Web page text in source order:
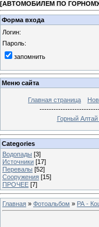
[АВТОМОБИЛЕМ ПО
Форма входа
Логин:
Пароль:
запомнить
Меню сайта
Главная страница
Горный
Categories
Водопады [3]
Источники [17]
Перевалы [52]
Сооружения [15]
ПРОЧЕЕ [7]
Главная » Фотоальбом » РА -